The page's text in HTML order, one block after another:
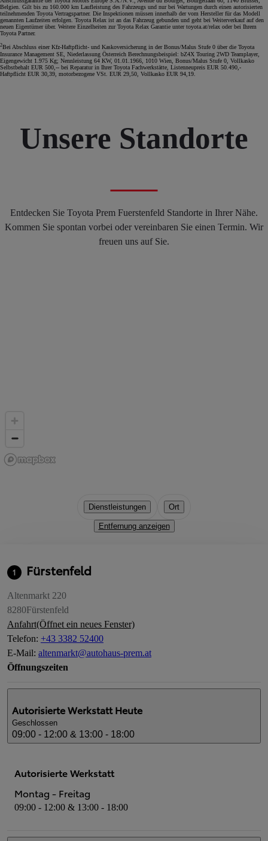
Belgien. Gilt bis zu 160.000 km Laufleistung des Fahrzeugs und nur bei Wartungen durch einen autorisierten
teilnehmenden Toyota Vertragspartner. Die Inspektionen müssen innerhalb der vom Hersteller für das Modell
genannten Laufzeiten erfolgen. Toyota Relax ist an das Fahrzeug gebunden und geht bei Weiterverkauf auf den
neuen Eigentümer über. Weitere Einzelheiten zur Toyota Relax Garantie unter toyota.at/relax oder bei Ihrem
Toyota Partner.
2Bei Abschluss einer Kfz-Haftpflicht- und Kaskoversicherung in der Bonus/Malus Stufe 0 über die Toyota
Insurance Management SE, Niederlassung Österreich Berechnungsbeispiel: bZ4X Touring 2WD Teamplayer,
Eigengewicht 1.975 Kg; Nennleistung 64 KW, 01.01.1966, 1010 Wien, Bonus/Malus Stufe 0, Vollkasko
Selbstbehalt EUR 500,-- bei Reparatur in Ihrer Toyota Fachwerkstätte, Listenneupreis EUR 50.490,-
Haftpflicht EUR 30,39, motorbezogene VSt. EUR 29,50, Vollkasko EUR 94,19.
Unsere Standorte
Entdecken Sie Toyota Prem Fuerstenfeld Standorte in Ihrer Nähe.
Kommen Sie spontan vorbei oder vereinbaren Sie einen Termin. Wir
freuen uns auf Sie.
Dienstleistungen Ort
Entfernung anzeigen
1 Fürstenfeld
Altenmarkt 220
8280Fürstenfeld
Anfahrt(Öffnet ein neues Fenster)
Telefon: +43 3382 52400
E-Mail: altenmarkt@autohaus-prem.at
Öffnungszeiten
Autorisierte Werkstatt Heute
Geschlossen
09:00 - 12:00 & 13:00 - 18:00
Autorisierte Werkstatt
Montag - Freitag
09:00 - 12:00 & 13:00 - 18:00